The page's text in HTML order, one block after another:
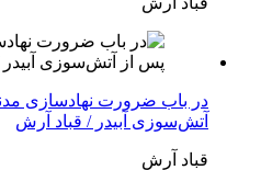
در باب ضرورت نهادسازی
آتش‌سوزی آبیدر / قباد آرش
قباد آرش